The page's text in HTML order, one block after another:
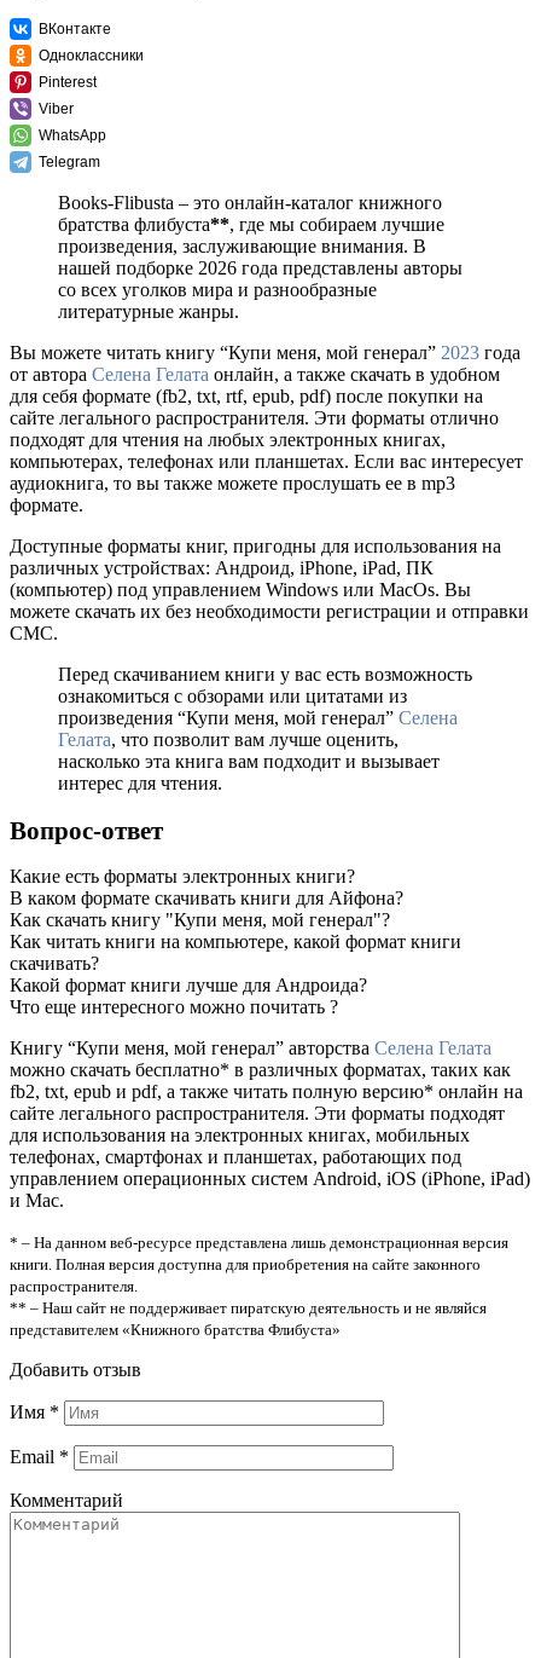
ВКонтакте
Одноклассники
Pinterest
Viber
WhatsApp
Telegram
Books-Flibusta – это онлайн-каталог книжного
братства флибуста**, где мы собираем лучшие
произведения, заслуживающие внимания. В
нашей подборке 2026 года представлены авторы
со всех уголков мира и разнообразные
литературные жанры.
Вы можете читать книгу “Купи меня, мой генерал” 2023 года
от автора Селена Гелата онлайн, а также скачать в удобном
для себя формате (fb2, txt, rtf, epub, pdf) после покупки на
сайте легального распространителя. Эти форматы отлично
подходят для чтения на любых электронных книгах,
компьютерах, телефонах или планшетах. Если вас интересует
аудиокнига, то вы также можете прослушать ее в mp3
формате.
Доступные форматы книг, пригодны для использования на
различных устройствах: Андроид, iPhone, iPad, ПК
(компьютер) под управлением Windows или MacOs. Вы
можете скачать их без необходимости регистрации и отправки
СМС.
Перед скачиванием книги у вас есть возможность
ознакомиться с обзорами или цитатами из
произведения “Купи меня, мой генерал” Селена
Гелата, что позволит вам лучше оценить,
насколько эта книга вам подходит и вызывает
интерес для чтения.
Вопрос-ответ
Какие есть форматы электронных книги?
В каком формате скачивать книги для Айфона?
Как скачать книгу "Купи меня, мой генерал"?
Как читать книги на компьютере, какой формат книги
скачивать?
Какой формат книги лучше для Андроида?
Что еще интересного можно почитать ?
Книгу “Купи меня, мой генерал” авторства Селена Гелата
можно скачать бесплатно* в различных форматах, таких как
fb2, txt, epub и pdf, а также читать полную версию* онлайн на
сайте легального распространителя. Эти форматы подходят
для использования на электронных книгах, мобильных
телефонах, смартфонах и планшетах, работающих под
управлением операционных систем Android, iOS (iPhone, iPad)
и Mac.
* – На данном веб-ресурсе представлена лишь демонстрационная версия
книги. Полная версия доступна для приобретения на сайте законного
распространителя.
** – Наш сайт не поддерживает пиратскую деятельность и не являйся
представителем «Книжного братства Флибуста»
Добавить отзыв
Имя *
Email *
Комментарий